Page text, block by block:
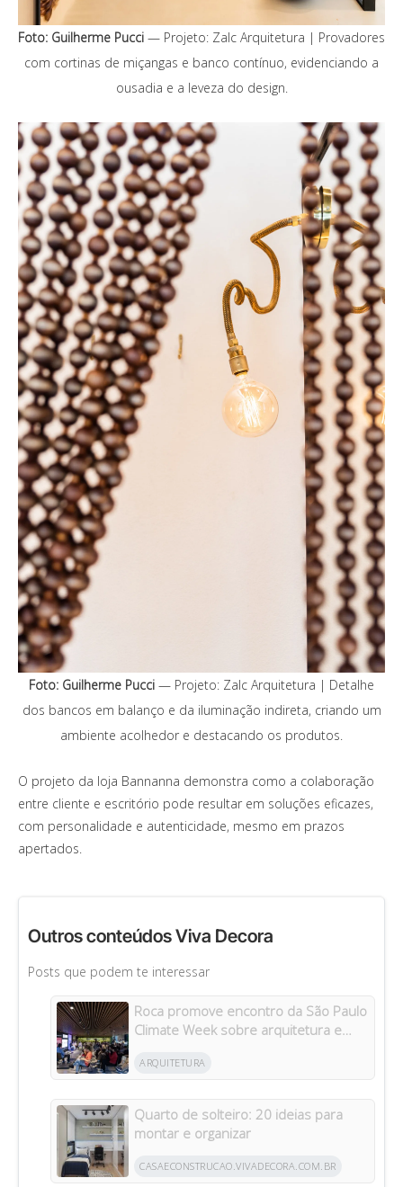
Foto: Guilherme Pucci — Projeto: Zalc Arquitetura | Provadores
com cortinas de miçangas e banco contínuo, evidenciando a
ousadia e a leveza do design.
Foto: Guilherme Pucci — Projeto: Zalc Arquitetura | Detalhe
dos bancos em balanço e da iluminação indireta, criando um
ambiente acolhedor e destacando os produtos.
O projeto da loja Bannanna demonstra como a colaboração
entre cliente e escritório pode resultar em soluções eficazes,
com personalidade e autenticidade, mesmo em prazos
apertados.
Outros conteúdos Viva Decora
Posts que podem te interessar
Roca promove encontro da São Paulo
Climate Week sobre arquitetura e
ARQUITETURA
Quarto de solteiro: 20 ideias para
montar e organizar
CASAECONSTRUCAO.VIVADECORA.COM.BR